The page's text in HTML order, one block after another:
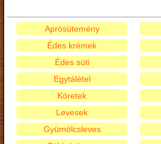
Aprósütemény
Édes krémek
Édes süti
Egytálétel
Köretek
Levesek
Gyümölcsleves